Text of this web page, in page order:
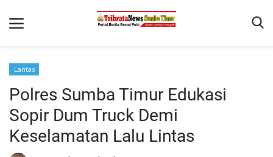
Beranda
Terms & Conditions
Reskrim
Binkam
Lantas
Polres Sumba Timur Edukasi
Sopir Dum Truck Demi
Keselamatan Lalu Lintas